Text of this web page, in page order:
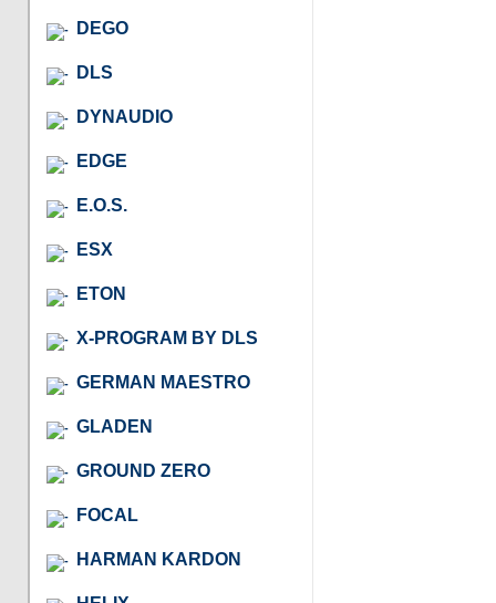
DEGO
DLS
DYNAUDIO
EDGE
E.O.S.
ESX
ETON
X-PROGRAM BY DLS
GERMAN MAESTRO
GLADEN
GROUND ZERO
FOCAL
HARMAN KARDON